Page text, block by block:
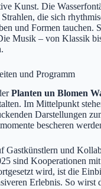
Kunst. Die
die sich
und Formen
Musik – von Klassik
und Programm
Planten un Blomen
Im Mittelpunkt
Darstellungen
bescheren
Gastkünstlern und
sind Kooperationen
wird, ist die
Erlebnis. So